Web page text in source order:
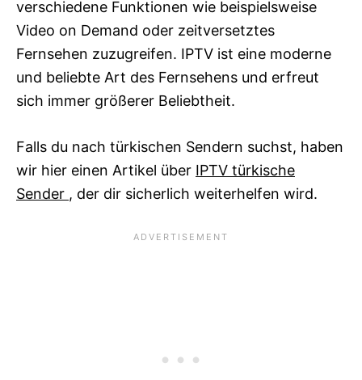
verschiedene Funktionen wie beispielsweise
Video on Demand oder zeitversetztes
Fernsehen zuzugreifen. IPTV ist eine moderne
und beliebte Art des Fernsehens und erfreut
sich immer größerer Beliebtheit.
Falls du nach türkischen Sendern suchst, haben
wir hier einen Artikel über IPTV türkische
Sender , der dir sicherlich weiterhelfen wird.